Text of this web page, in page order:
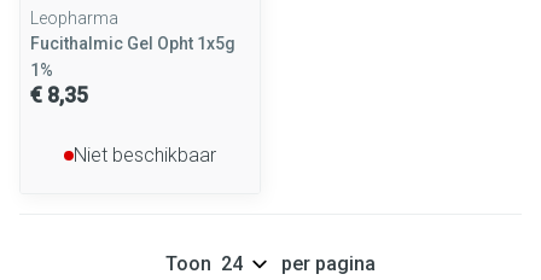
Leopharma
Fucithalmic Gel Opht 1x5g
1%
€ 8,35
Niet beschikbaar
Toon per pagina